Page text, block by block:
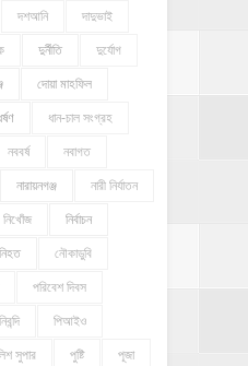
দশআনি দাদুভাই
দুর্নীতি দুর্যোগ
দোয়া মাহফিল
ধান-চাল সংগ্রহ
নববর্ষ নবাগত
নারায়নগঞ্জ নারী নির্যাতন
নিখোঁজ নির্বাচন
নিহত নৌকাডুবি
পরিবেশ দিবস
পিআইও
সুপার পুষ্টি পূজা